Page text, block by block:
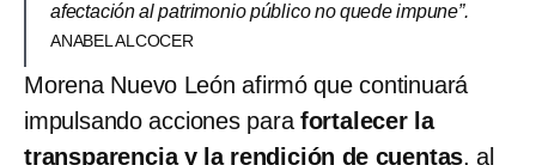
afectación al patrimonio público no quede impune”.
ANABEL ALCOCER
Morena Nuevo León afirmó que continuará
impulsando acciones para fortalecer la
transparencia y la rendición de cuentas, al